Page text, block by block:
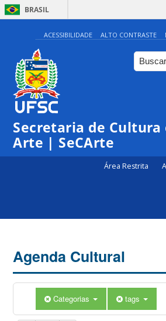
BRASIL
ACESSIBILIDADE ALTO CONTRASTE
Secretaria de Cultura
Arte | SeCArte
Área Restrita
Agenda Cultural
Categorias tags